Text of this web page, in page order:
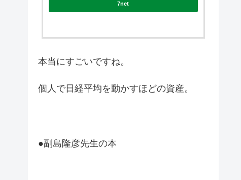
7net
本当にすごいですね。
個人で日経平均を動かすほどの資産。
●副島隆彦先生の本